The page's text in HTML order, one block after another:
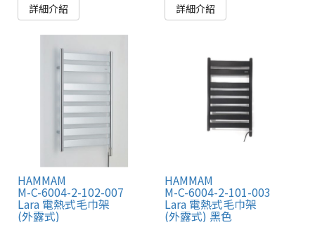
詳細介紹
詳細介紹
HAMMAM
M-C-6004-2-102-007
Lara 電熱式毛巾架
(外露式)
HAMMAM
M-C-6004-2-101-003
Lara 電熱式毛巾架
(外露式) 黑色